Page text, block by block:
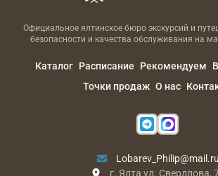
Официальное ялтинское бюро экскурсий и
безопасности и качества обслуживания на
Каталог Расписание Рекомендуем
Точки продаж О нас
Lobarev_Philip@mail.ru
г. Ялта ул. Свердлова,